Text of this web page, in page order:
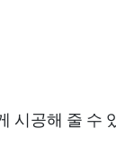
시공해 줄 수